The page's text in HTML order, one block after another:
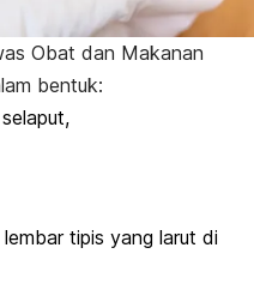
Obat dan Makanan
bentuk:
tipis yang larut di